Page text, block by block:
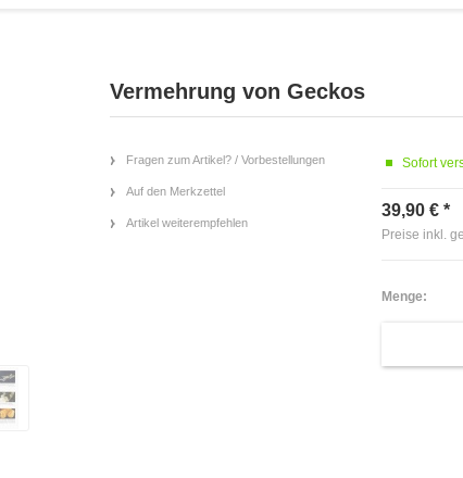
Vermehrung von Geckos
Fragen zum Artikel? / Vorbestellungen
Auf den Merkzettel
Artikel weiterempfehlen
Sofort
39,90 € *
Preise inkl.
Menge: